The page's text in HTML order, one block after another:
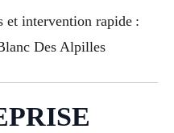
et intervention rapide :
Des Alpilles